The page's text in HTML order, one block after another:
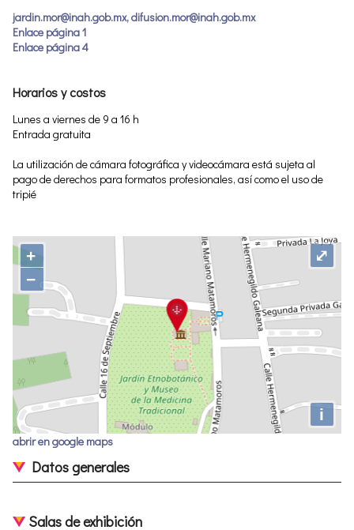
jardin.mor@inah.gob.mx, difusion.mor@inah.gob.mx
Enlace página 1
Enlace página 4
Horarios y costos
Lunes a viernes de 9 a 16 h
Entrada gratuita
La utilización de cámara fotográfica y videocámara está sujeta al
pago de derechos para formatos profesionales, así como el uso de
tripié
+
−
i
⤢
abrir en google maps
Datos generales
Salas de exhibición